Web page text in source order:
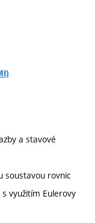
a stavové
soustavou rovnic
využitím Eulerovy